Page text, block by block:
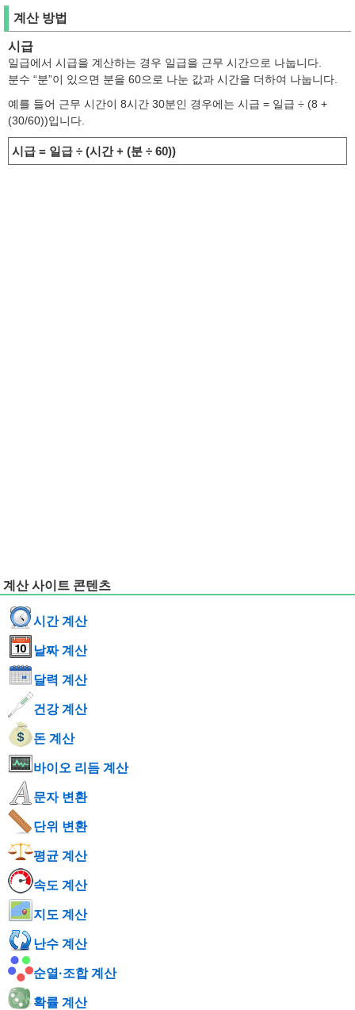
계산 방법
시급
일급에서 시급을 계산하는 경우 일급을 근무 시간으로 나눕니다.
분수 “분”이 있으면 분을 60으로 나눈 값과 시간을 더하여 나눕니다.
예를 들어 근무 시간이 8시간 30분인 경우에는 시급 = 일급 ÷ (8 +
(30/60))입니다.
시급 = 일급 ÷ (시간 + (분 ÷ 60))
계산 사이트 콘텐츠
시간 계산
날짜 계산
달력 계산
건강 계산
돈 계산
바이오 리듬 계산
문자 변환
단위 변환
평균 계산
속도 계산
지도 계산
난수 계산
순열·조합 계산
확률 계산